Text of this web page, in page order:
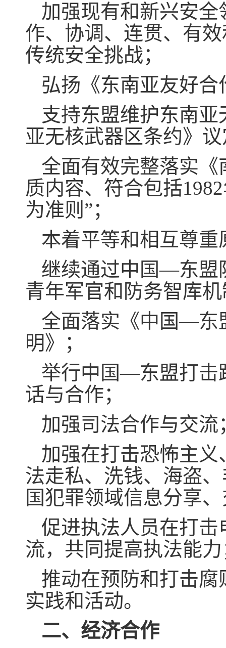
加强现有和新兴安
作、协调、连贯、有
传统安全挑战；
弘扬《东南亚友好
支持东盟维护东南
亚无核武器区条约》
全面有效完整落实
质内容、符合包括
为准则”；
本着平等和相互尊
继续通过中国—东盟
青年军官和防务智库
全面落实《中国—东
明》；
举行中国—东盟打击
话与合作；
加强司法合作与交
加强在打击恐怖主
法走私、洗钱、海盗
国犯罪领域信息分享
促进执法人员在打
流，共同提高执法能
推动在预防和打击
实践和活动。
二、经济合作